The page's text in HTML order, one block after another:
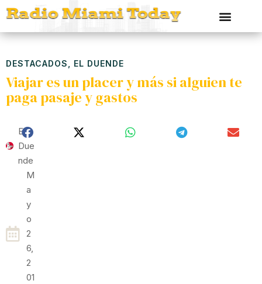
DESTACADOS EL DUENDE
Viajar es un placer y más si alguien te
paga pasaje y gastos
El
Due
Nde
M
A
Y
O
2
6,
2
01